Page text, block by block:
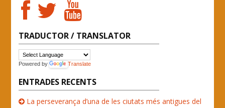
TRADUCTOR / TRANSLATOR
Powered by Translate
ENTRADES RECENTS
La perseverança d’una de les ciutats més antigues del